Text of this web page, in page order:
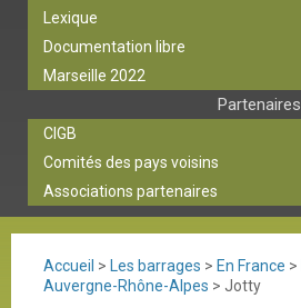
Lexique
Documentation libre
Marseille 2022
Partenaires
CIGB
Comités des pays voisins
Associations partenaires
Accueil > Les barrages > En France >
Auvergne-Rhône-Alpes > Jotty